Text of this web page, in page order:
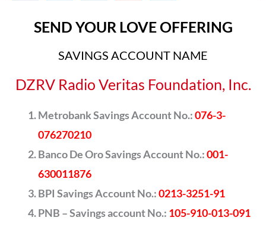
SEND YOUR LOVE OFFERING
SAVINGS ACCOUNT NAME
DZRV Radio Veritas Foundation, Inc.
Metrobank Savings Account No.:076-3-
076270210
Banco De Oro Savings Account No.:001-
630011876
BPI Savings Account No.:0213-3251-91
PNB – Savings account No.: 105-910-013-091